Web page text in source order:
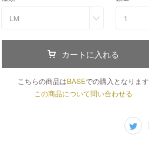
LM 1
カートに入れる
こちらの商品はBASEでの購入となります
この商品について問い合わせる